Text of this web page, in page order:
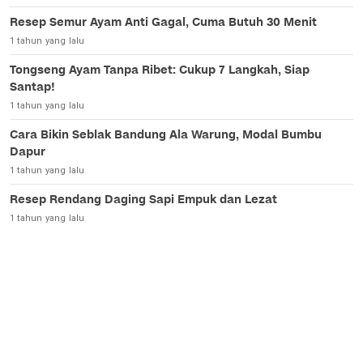
Resep Semur Ayam Anti Gagal, Cuma Butuh 30 Menit
1 tahun yang lalu
Tongseng Ayam Tanpa Ribet: Cukup 7 Langkah, Siap
Santap!
1 tahun yang lalu
Cara Bikin Seblak Bandung Ala Warung, Modal Bumbu
Dapur
1 tahun yang lalu
Resep Rendang Daging Sapi Empuk dan Lezat
1 tahun yang lalu